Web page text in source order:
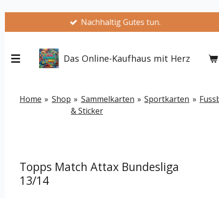
springen
Nachhaltig Gutes tun.
Das Online-Kaufhaus mit Herz
Home » Shop » Sammelkarten
& Sticker
» Sportkarten »
Topps Match Attax Bundesliga
13/14